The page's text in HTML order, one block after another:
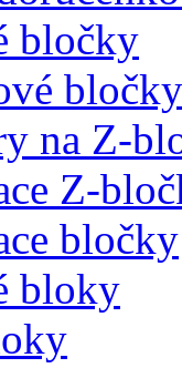
bločky
na Z-
Z-
bločky
bloky